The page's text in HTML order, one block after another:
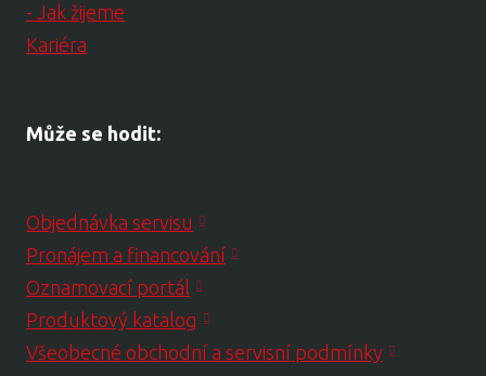
- Jak žijeme
Kariéra
Může se hodit:
Objednávka servisu
Pronájem a financování
Oznamovací portál
Produktový katalog
Všeobecné obchodní a servisní podmínky